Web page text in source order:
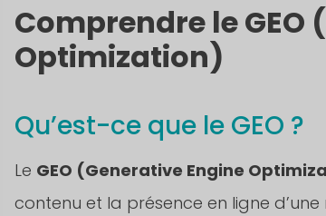
Comprendre le GEO
Optimization)
Qu’est-ce que le GEO ?
Le GEO (Generative Engine
contenu et la présence en ligne